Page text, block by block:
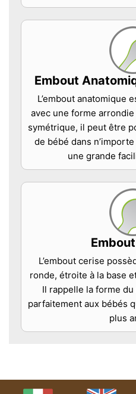
Embout
L’embout anatomique
avec une forme
symétrique, il peut être
de bébé dans
une grande
L’embout cerise
ronde, étroite à la base
Il rappelle la forme
parfaitement aux bébés
plus